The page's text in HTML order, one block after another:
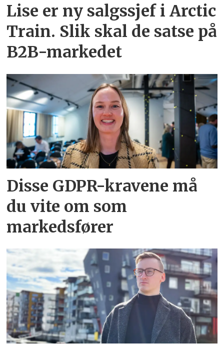
Lise er ny salgssjef i Arctic
Train. Slik skal de satse på
B2B-markedet
Disse GDPR-kravene må
du vite om som
markedsfører